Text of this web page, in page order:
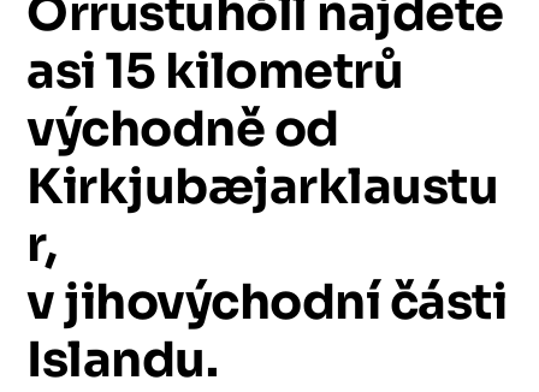
Orrustuhóll najdete
asi15 kilometrů
východněod
Kirkjubæjarklaustu
r,
vjihovýchodníčásti
Islandu.